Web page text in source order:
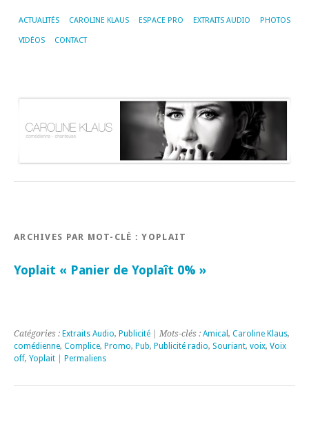
ACTUALITÉS CAROLINE KLAUS ESPACE PRO EXTRAITS AUDIO PHOTOS
VIDÉOS CONTACT
ARCHIVES PAR MOT-CLÉ :YOPLAIT
Yoplait « Panier de Yoplaît 0% »
Catégories : Extraits Audio, Publicité | Mots-clés : Amical , Caroline Klaus,
comédienne, Complice, Promo, Pub, Publicité radio, Souriant, voix, Voix
off, Yoplait Permaliens